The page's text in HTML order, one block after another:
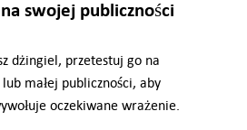
swojej publiczności
dżingiel, przetestuj go na
małej publiczności, aby
oczekiwane wrażenie.